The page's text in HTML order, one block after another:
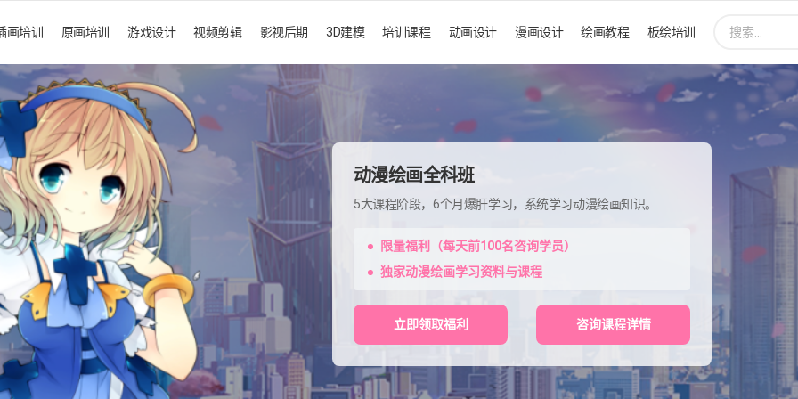
画培训 原画培训 游戏设计 视频剪辑 影视后期 3D建模 培训课程 动画设计 漫画设计 绘画教程 板绘培训
动漫绘画全科班
5大课程阶段，6个月爆肝学习，系统学习动漫绘画知识。
限量福利（每天前100名咨询学员）
独家动漫绘画学习资料与课程
立即领取福利 咨询课程详情